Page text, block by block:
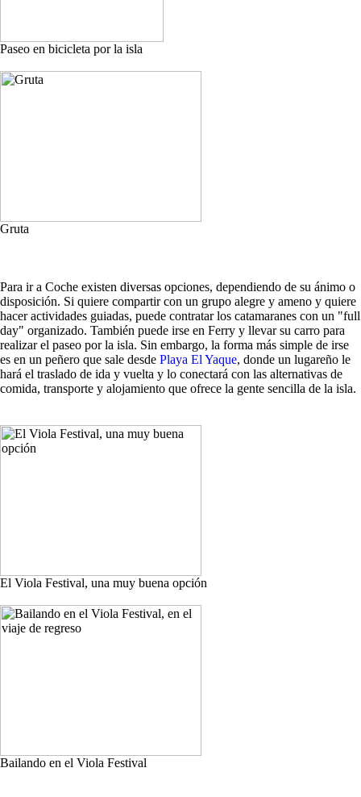
Paseo en bicicleta por la isla
Gruta
Para ir a Coche existen diversas opciones, dependiendo de su ánimo o
disposición. Si quiere compartir con un grupo alegre y ameno y quiere
hacer actividades guiadas, puede contratar los catamaranes con un "full
day" organizado. También puede irse en Ferry y llevar su carro para
realizar el paseo por la isla. Sin embargo, la forma más simple de irse
es en un peñero que sale desde Playa El Yaque, donde un lugareño le
hará el traslado de ida y vuelta y lo conectará con las alternativas de
comida, transporte y alojamiento que ofrece la gente sencilla de la isla.
El Viola Festival, una muy buena opción
Bailando en el Viola Festival